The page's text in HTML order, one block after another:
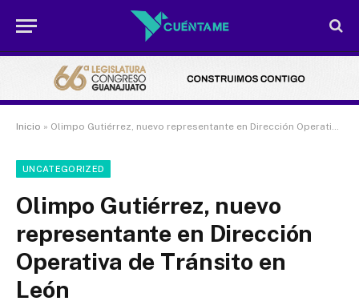
Inicio » Olimpo Gutiérrez, nuevo representante en Dirección Operativa de Tránsito en León
UNCATEGORIZED
Olimpo Gutiérrez, nuevo
representante en Dirección
Operativa de Tránsito en
León